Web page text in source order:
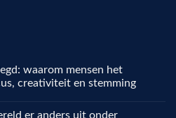
waarom mensen het
creativiteit en stemming
er anders uit onder